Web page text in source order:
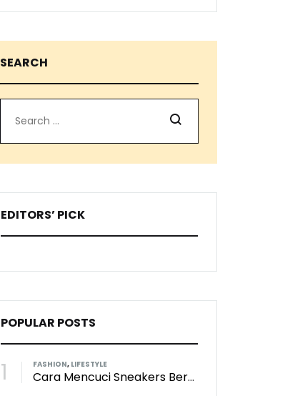
SEARCH
Search
EDITORS’ PICK
POPULAR POSTS
1 FASHION, LIFESTYLE
Cara Mencuci Sneakers Berbahan Suede: Aman Tanpa Merusak Tekstur